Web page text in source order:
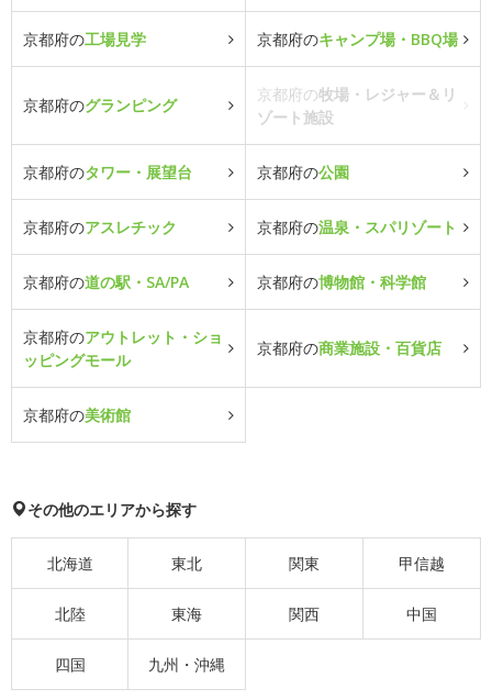
京都府の工場見学 京都府のキャンプ場・BBQ場
京都府のグランピング
京都府の牧場・レジャー＆リ
ゾート施設
京都府のタワー・展望台 京都府の公園
京都府のアスレチック 京都府の温泉・スパリゾート
京都府の道の駅・SA/PA 京都府の博物館・科学館
京都府のアウトレット・ショ
ッピングモール
京都府の商業施設・百貨店
京都府の美術館
その他のエリアから探す
北海道 東北 関東 甲信越
北陸 東海 関西 中国
四国 九州・沖縄